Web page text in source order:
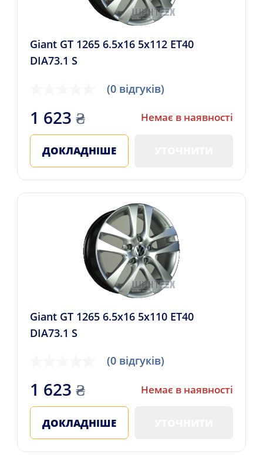
Giant GT 1265 6.5x16 5x112 ET40
DIA73.1 S
(0 відгуків)
1 623 ₴ Немає в наявності
ДОКЛАДНІШЕ
Giant GT 1265 6.5x16 5x110 ET40
DIA73.1 S
(0 відгуків)
1 623 ₴ Немає в наявності
ДОКЛАДНІШЕ